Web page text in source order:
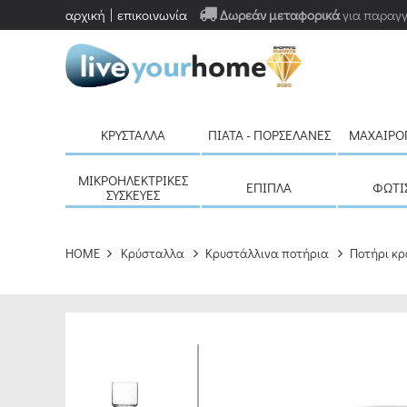
Δωρεάν μεταφορικάγια
αρχική επικοινωνία
ΚΡΎΣΤΑΛΛΑ ΠΙΆΤΑ - ΠΟΡΣΕΛΆΝΕΣ
ΜΙΚΡΟΗΛΕΚΤΡΙΚΈΣ
ΣΥΣΚΕΥΈΣ
ΈΠΙΠΛΑ
HOME Κρύσταλλα Κρυστάλλινα ποτήρια Ποτήρι